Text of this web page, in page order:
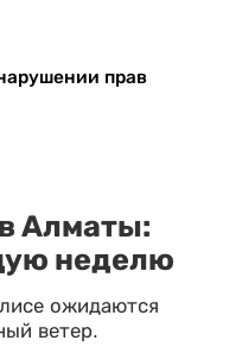
прав
Алматы:
неделю
ожидаются
ветер.